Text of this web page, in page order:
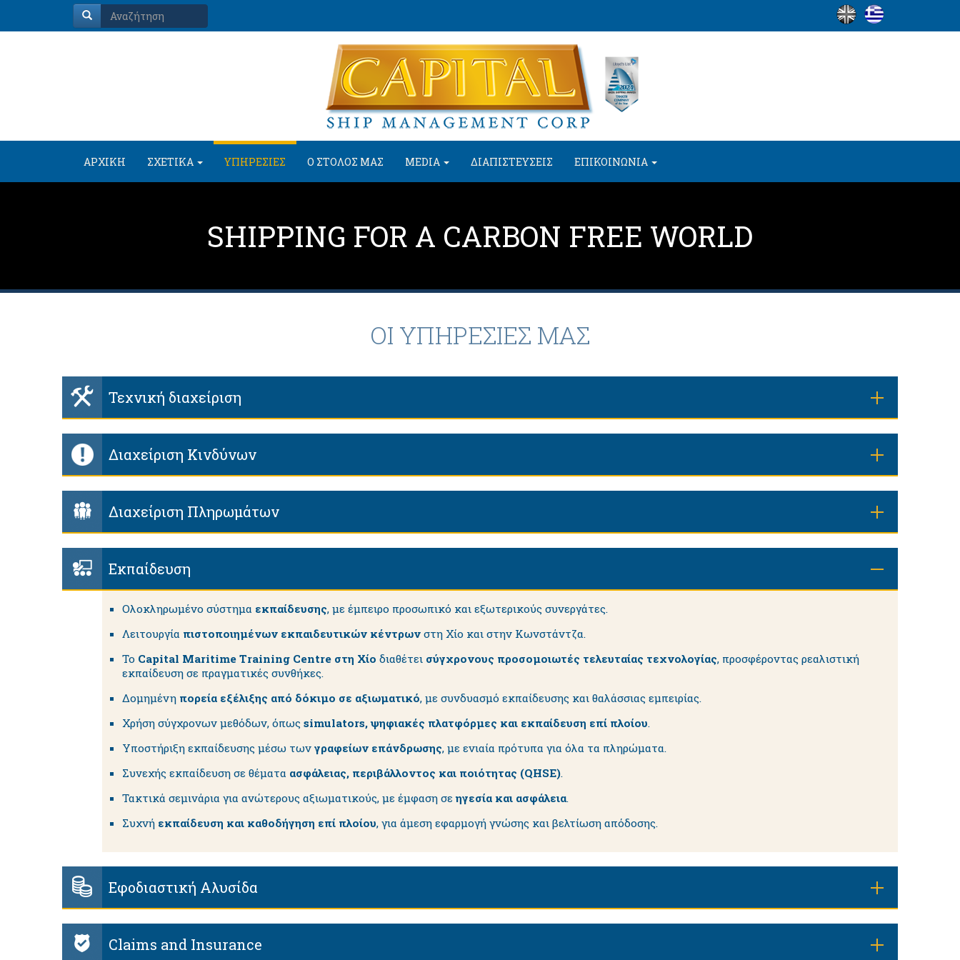
ΑΡΧΙΚΗ ΣΧΕΤΙΚΑ ΥΠΗΡΕΣΙΕΣ Ο ΣΤΟΛΟΣ ΜΑΣ MEDIA ΔΙΑΠΙΣΤΕΥΣΕΙΣ ΕΠΙΚΟΙΝΩΝΙΑ
SHIPPING FOR A CARBON FREE WORLD
ΟΙ ΥΠΗΡΕΣΙΕΣ ΜΑΣ
Τεχνική διαχείριση
Διαχείριση Κινδύνων
Διαχείριση Πληρωμάτων
Εκπαίδευση
Ολοκληρωμένο σύστημα εκπαίδευσης, με έμπειρο προσωπικό και εξωτερικούς συνεργάτες.
Λειτουργία πιστοποιημένων εκπαιδευτικών κέντρωνστη Χίο και στην Κωνστάντζα.
Το Capital Maritime Training Centre στη Χίο διαθέτει σύγχρονους προσομοιωτές τελευταίας τεχνολογίας, προσφέροντας ρεαλιστική
εκπαίδευση σε πραγματικές συνθήκες.
Δομημένη πορεία εξέλιξης από δόκιμο σε αξιωματικό, με συνδυασμό εκπαίδευσης και θαλάσσιας εμπειρίας.
Χρήση σύγχρονων μεθόδων, όπως simulators, ψηφιακές πλατφόρμες και εκπαίδευση επί πλοίου.
Υποστήριξη εκπαίδευσης μέσω των γραφείων επάνδρωσης, με ενιαία πρότυπα για όλα τα πληρώματα.
Συνεχής εκπαίδευση σε θέματα ασφάλειας, περιβάλλοντος και ποιότητας (QHSE).
Τακτικά σεμινάρια για ανώτερους αξιωματικούς, με έμφαση σεηγεσία και ασφάλεια.
Συχνή εκπαίδευση και καθοδήγηση επί πλοίου, για άμεση εφαρμογή γνώσης και βελτίωση απόδοσης.
Εφοδιαστική Αλυσίδα
Claims and Insurance